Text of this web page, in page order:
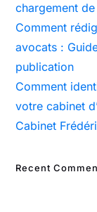
chargement
Comment
avocats :
publication
Comment
votre cabinet
Cabinet
Recent